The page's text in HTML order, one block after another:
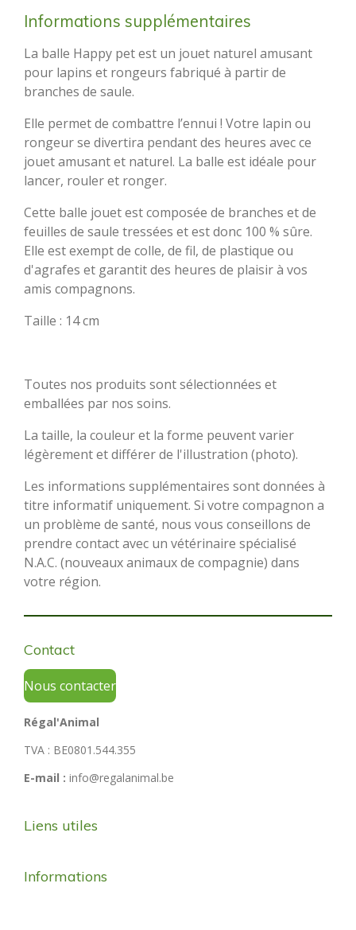
Informations supplémentaires
La balle Happy pet est un jouet naturel amusant
pour lapins et rongeurs fabriqué à partir de
branches de saule.
Elle permet de combattre l’ennui ! Votre lapin ou
rongeur se divertira pendant des heures avec ce
jouet amusant et naturel. La balle est idéale pour
lancer, rouler et ronger.
Cette balle jouet est composée de branches et de
feuilles de saule tressées et est donc 100 % sûre.
Elle est exempt de colle, de fil, de plastique ou
d'agrafes et garantit des heures de plaisir à vos
amis compagnons.
Taille : 14 cm
Toutes nos produits sont sélectionnées et
emballées par nos soins.
La taille, la couleur et la forme peuvent varier
légèrement et différer de l'illustration (photo).
Les informations supplémentaires sont données à
titre informatif uniquement. Si votre compagnon a
un problème de santé, nous vous conseillons de
prendre contact avec un vétérinaire spécialisé
N.A.C. (nouveaux animaux de compagnie) dans
votre région.
Contact
Nous contacter
Régal'Animal
TVA : BE0801.544.355
E-mail : info@regalanimal.be
Liens utiles
Informations